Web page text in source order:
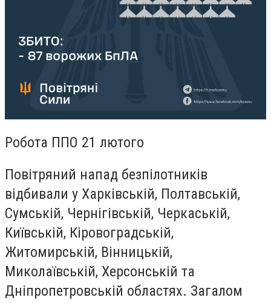
Робота ППО 21 лютого
Повітряний напад безпілотників
відбивали у Харківській, Полтавській,
Сумській, Чернігівській, Черкаській,
Київській, Кіровоградській,
Житомирській, Вінницькій,
Миколаївській, Херсонській та
Дніпропетровській областях. Загалом